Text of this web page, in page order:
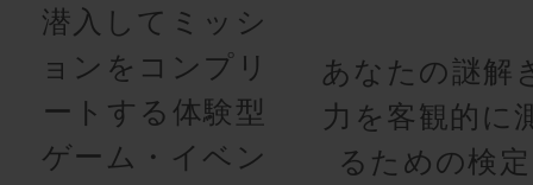
潜入してミッシ
ョンをコンプリ
ートする体験型
ゲーム・イベン
あなたの謎解
力を客観的に
るための検定